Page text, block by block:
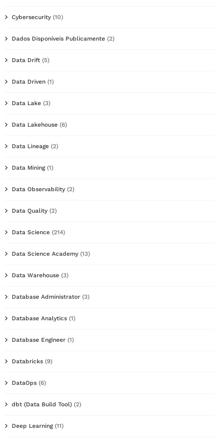
Cybersecurity (10)
Dados Disponíveis Publicamente (2)
Data Drift (5)
Data Driven (1)
Data Lake (3)
Data Lakehouse (6)
Data Lineage (2)
Data Mining(1)
Data Observability (2)
Data Quality (2)
Data Science (214)
Data Science Academy (13)
Data Warehouse (3)
Database Administrator (3)
Database Analytics (1)
Database Engineer (1)
Databricks (9)
DataOps (6)
dbt (Data Build Tool) (2)
Deep Learning(11)